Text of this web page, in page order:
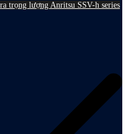
trọng lượng Anritsu SSV-h series